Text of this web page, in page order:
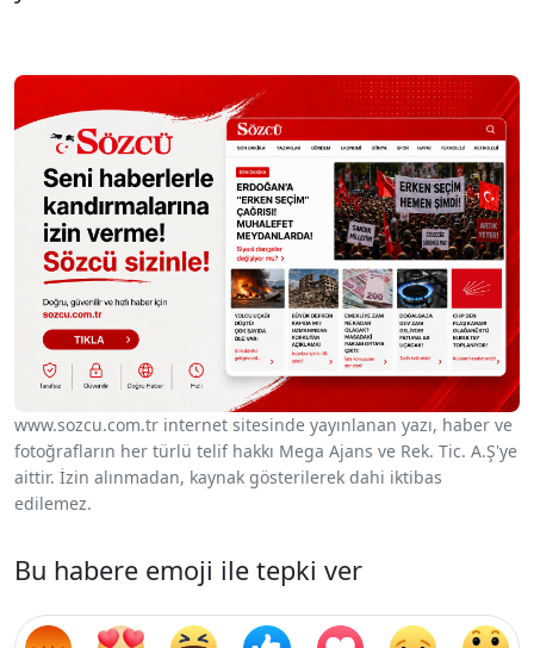
www.sozcu.com.tr internet sitesinde yayınlanan yazı, haber ve
fotoğrafların her türlü telif hakkı Mega Ajans ve Rek. Tic. A.Ş'ye
aittir. İzin alınmadan, kaynak gösterilerek dahi iktibas
edilemez.
Bu habere emoji ile tepki ver